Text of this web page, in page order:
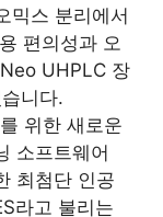
믹스 분리에서
편의성과 오
UHPLC 장
니다.
위한 새로운
소프트웨어
최첨단 인공
라고 불리는